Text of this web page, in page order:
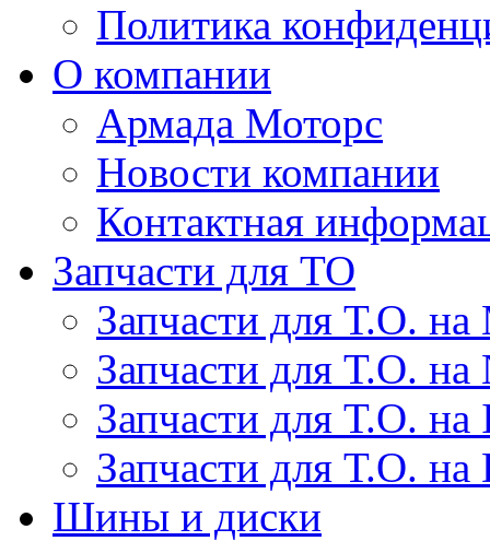
Политика
О компании
Армада Моторс
Новости компании
Контактная
Запчасти для ТО
Запчасти для Т.О. на
Запчасти для Т.О. на
Запчасти для Т.О.
Запчасти для Т.О. на
Шины и диски